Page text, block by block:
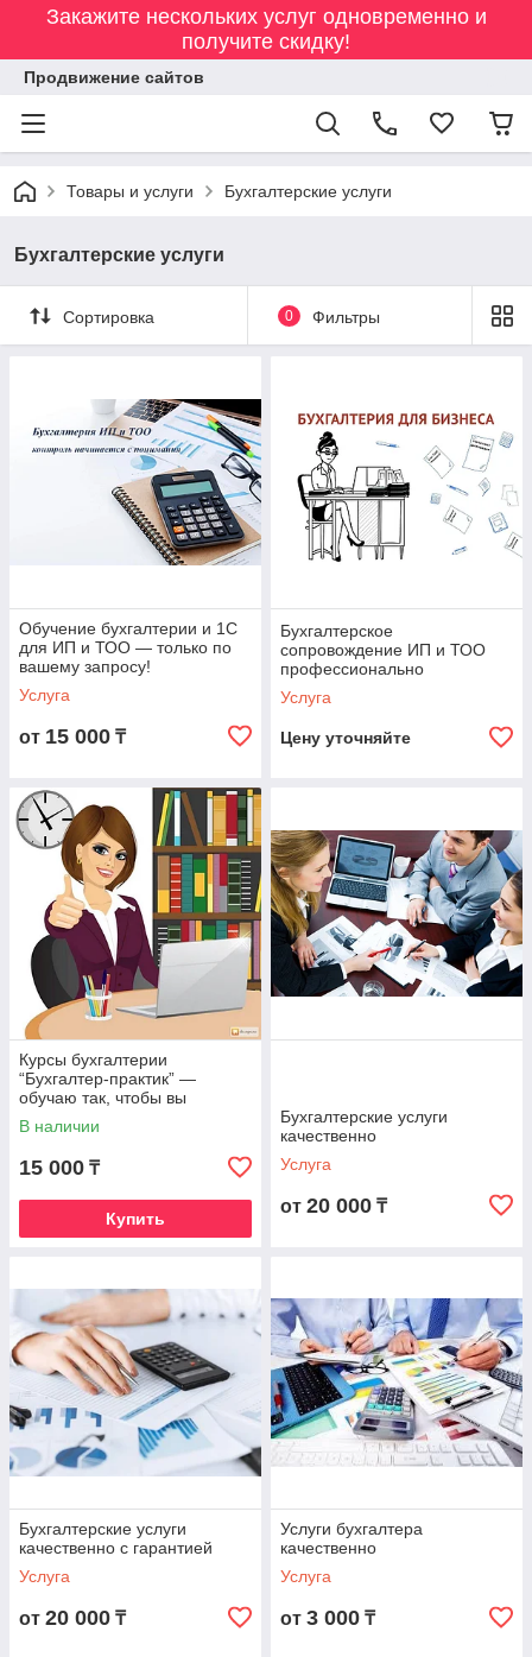
Закажите нескольких услуг одновременно и
получите скидку!
Продвижение сайтов
Товары и услуги Бухгалтерские услуги
Бухгалтерские услуги
Сортировка 0 Фильтры
Обучение бухгалтерии и 1С
для ИП и ТОО — только по
вашему запросу!
Услуга
от 15 000 ₸
Бухгалтерское
сопровождение ИП и ТОО
профессионально
Услуга
Цену уточняйте
Курсы бухгалтерии
“Бухгалтер-практик” —
обучаю так, чтобы вы
действительно умели
работать
В наличии
15 000 ₸
Купить
Бухгалтерские услуги
качественно
Услуга
от 20 000 ₸
Бухгалтерские услуги
качественно с гарантией
Услуга
от 20 000 ₸
Услуги бухгалтера
качественно
Услуга
от 3 000 ₸